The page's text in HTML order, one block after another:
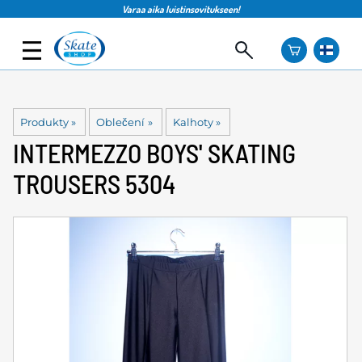
Varaa aika luistinsovitukseen!
Produkty‪» Oblečení ‪» Kalhoty ‪»
INTERMEZZO BOYS' SKATING
TROUSERS 5304